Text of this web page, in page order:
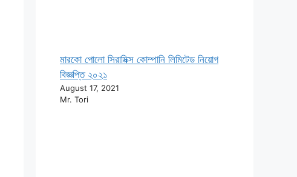
মারকো পোলো সিরামিক্স কোম্পানি লিমিটেড নিয়োগ
বিজ্ঞপ্তি ২০২১
August 17, 2021
Mr. Tori